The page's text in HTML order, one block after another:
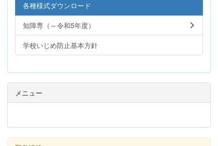
各種様式ダウンロード
知障専（～令和5年度）
学校いじめ防止基本方針
メニュー